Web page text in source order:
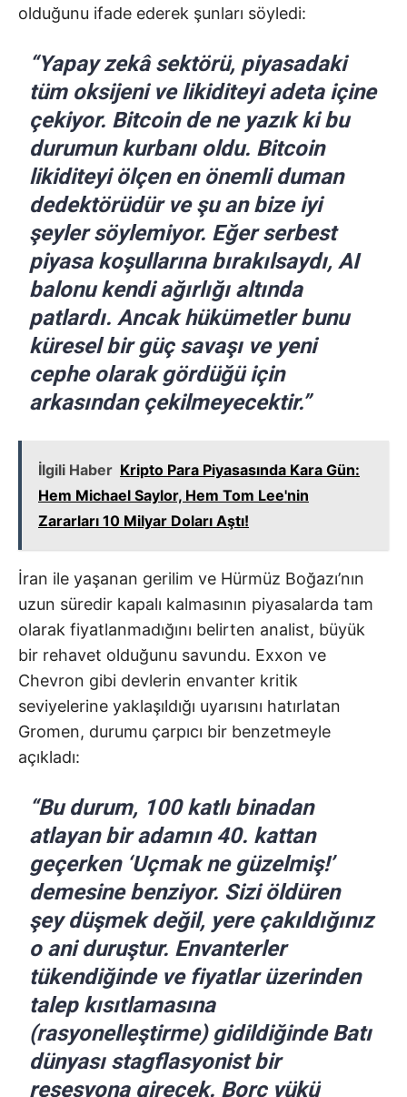
olduğunu ifade ederek şunları söyledi:
“Yapay zekâ sektörü, piyasadaki
tüm oksijeni ve likiditeyi adeta içine
çekiyor. Bitcoin de ne yazık ki bu
durumun kurbanı oldu. Bitcoin
likiditeyi ölçen en önemli duman
dedektörüdür ve şu an bize iyi
şeyler söylemiyor. Eğer serbest
piyasa koşullarına bırakılsaydı, AI
balonu kendi ağırlığı altında
patlardı. Ancak hükümetler bunu
küresel bir güç savaşı ve yeni
cephe olarak gördüğü için
arkasından çekilmeyecektir.”
İlgili Haber Kripto Para Piyasasında Kara Gün:
Hem Michael Saylor, Hem Tom Lee'nin
Zararları 10 Milyar Doları Aştı!
İran ile yaşanan gerilim ve Hürmüz Boğazı’nın
uzun süredir kapalı kalmasının piyasalarda tam
olarak fiyatlanmadığını belirten analist, büyük
bir rehavet olduğunu savundu. Exxon ve
Chevron gibi devlerin envanter kritik
seviyelerine yaklaşıldığı uyarısını hatırlatan
Gromen, durumu çarpıcı bir benzetmeyle
açıkladı:
“Bu durum, 100 katlı binadan
atlayan bir adamın 40. kattan
geçerken ‘Uçmak ne güzelmiş!’
demesine benziyor. Sizi öldüren
şey düşmek değil, yere çakıldığınız
o ani duruştur. Envanterler
tükendiğinde ve fiyatlar üzerinden
talep kısıtlamasına
(rasyonelleştirme) gidildiğinde Batı
dünyası stagflasyonist bir
resesyona girecek. Borç yükü